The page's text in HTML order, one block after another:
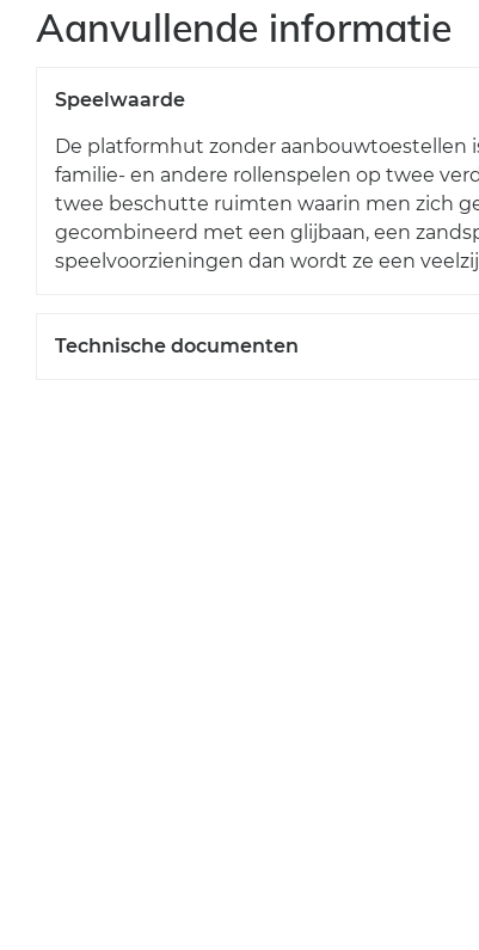
Aanvullende informatie
Speelwaarde
De platformhut zonder aanbouwtoestellen
familie- en andere rollenspelen op twee
twee beschutte ruimten waarin men zich
gecombineerd met een glijbaan, een
speelvoorzieningen dan wordt ze een
Technische documenten